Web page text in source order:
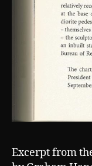
Excerpt from